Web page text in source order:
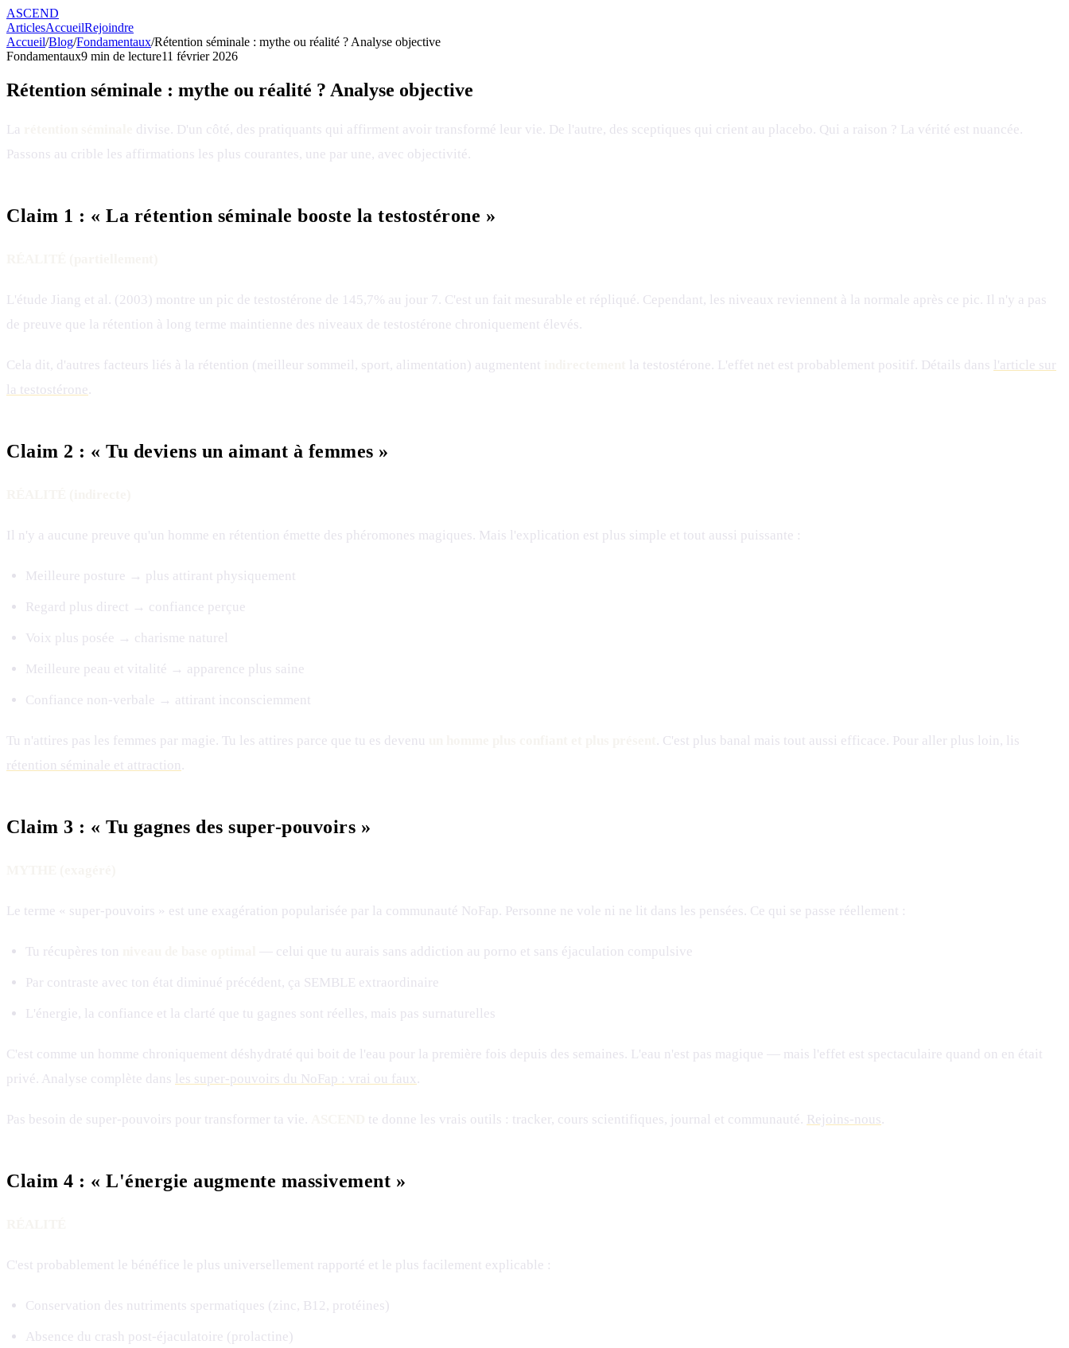
ASCEND
ArticlesAccueilRejoindre
Accueil/Blog/Fondamentaux/Rétention séminale : mythe ou réalité ? Analyse objective
Fondamentaux9 min de lecture11 février 2026
Rétention séminale : mythe ou réalité ? Analyse objective
La
divise. D'un côté, des pratiquants qui affirment avoir transformé leur vie. De l'autre, des sceptiques qui crient au placebo. Qui a raison ? La vérité est nuancée.
Passons au crible les affirmations les plus courantes, une par une, avec objectivité.
Claim 1 : « La rétention séminale booste la testostérone »
L'étude Jiang et al. (2003) montre un pic de testostérone de 145,7% au jour 7. C'est un fait mesurable et répliqué. Cependant, les niveaux reviennent à la normale après ce pic. Il n'y a pas
de preuve que la rétention à long terme maintienne des niveaux de testostérone chroniquement élevés.
Cela dit, d'autres facteurs liés à la rétention (meilleur sommeil, sport, alimentation) augmentent la testostérone. L'effet net est probablement positif. Détails dans l'article sur
la testostérone.
Claim 2 : « Tu deviens un aimant à femmes »
Il n'y a aucune preuve qu'un homme en rétention émette des phéromones magiques. Mais l'explication est plus simple et tout aussi puissante :
Meilleure posture → plus attirant physiquement
Regard plus direct → confiance perçue
Voix plus posée → charisme naturel
Meilleure peau et vitalité → apparence plus saine
Confiance non-verbale → attirant inconsciemment
Tu n'attires pas les femmes par magie. Tu les attires parce que tu es devenu
. C'est plus banal mais tout aussi efficace. Pour aller plus loin, lis
rétention séminale et attraction .
Claim 3 : « Tu gagnes des super-pouvoirs »
Le terme « super-pouvoirs » est une exagération popularisée par la communauté NoFap. Personne ne vole ni ne lit dans les pensées. Ce qui se passe réellement :
Tu récupères ton — celui que tu aurais sans addiction au porno et sans éjaculation compulsive
Par contraste avec ton état diminué précédent, ça SEMBLE extraordinaire
L'énergie, la confiance et la clarté que tu gagnes sont réelles, mais pas surnaturelles
C'est comme un homme chroniquement déshydraté qui boit de l'eau pour la première fois depuis des semaines. L'eau n'est pas magique — mais l'effet est spectaculaire quand on en était
privé. Analyse complète dans les super-pouvoirs du NoFap : vrai ou faux .
Pas besoin de super-pouvoirs pour transformer ta vie. te donne les vrais outils : tracker, cours scientifiques, journal et communauté. Rejoins-nous.
Claim 4 : « L'énergie augmente massivement »
C'est probablement le bénéfice le plus universellement rapporté et le plus facilement explicable :
Conservation des nutriments spermatiques (zinc, B12, protéines)
Absence du crash post-éjaculatoire (prolactine)